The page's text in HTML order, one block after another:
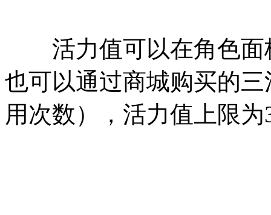
活力值可以在角色面
也可以通过商城购买的
用次数），活力值上限为